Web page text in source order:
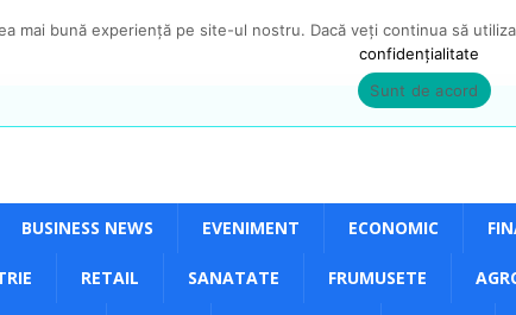
BUSINESS NEWS EVENIMENT ECONOMIC
RETAIL SANATATE FRUMUSETE
mai bună experiență pe site-ul nostru. Dacă veți continua să
confidențialitate
Sunt de acord